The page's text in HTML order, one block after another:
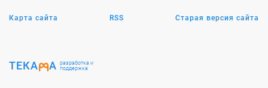
Карта сайта RSS Старая версия сайта
ТЕКА А разработка и
поддержка